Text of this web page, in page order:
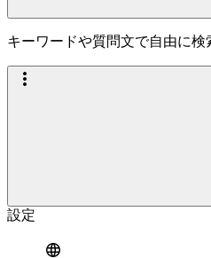
キーワードや質問文で自由に検
設定